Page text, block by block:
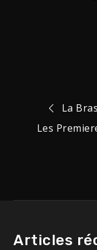
La
Les
Articles